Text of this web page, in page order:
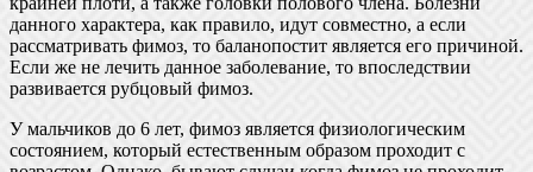
данного характера, как правило, идут совместно, а если
рассматривать фимоз, то баланопостит является его причиной.
Если же не лечить данное заболевание, то впоследствии
развивается рубцовый фимоз.
У мальчиков до 6 лет, фимоз является физиологическим
состоянием, который естественным образом проходит с